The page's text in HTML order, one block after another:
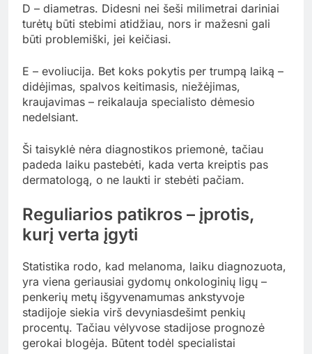
D – diametras. Didesni nei šeši milimetrai dariniai
turėtų būti stebimi atidžiau, nors ir mažesni gali
būti problemiški, jei keičiasi.
E – evoliucija. Bet koks pokytis per trumpą laiką –
didėjimas, spalvos keitimasis, niežėjimas,
kraujavimas – reikalauja specialisto dėmesio
nedelsiant.
Ši taisyklė nėra diagnostikos priemonė, tačiau
padeda laiku pastebėti, kada verta kreiptis pas
dermatologą, o ne laukti ir stebėti pačiam.
Reguliarios patikros – įprotis,
kurį verta įgyti
Statistika rodo, kad melanoma, laiku diagnozuota,
yra viena geriausiai gydomų onkologinių ligų –
penkerių metų išgyvenamumas ankstyvoje
stadijoje siekia virš devyniasdešimt penkių
procentų. Tačiau vėlyvose stadijose prognozė
gerokai blogėja. Būtent todėl specialistai